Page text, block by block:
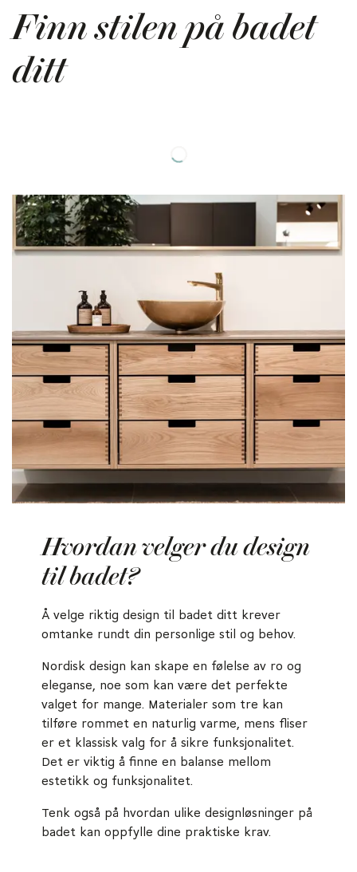
Finn stilen på badet
ditt
Hvordan velger du design
til badet?
Å velge riktig design til badet ditt krever
omtanke rundt din personlige stil og behov.
Nordisk design kan skape en følelse av ro og
eleganse, noe som kan være det perfekte
valget for mange. Materialer som tre kan
tilføre rommet en naturlig varme, mens fliser
er et klassisk valg for å sikre funksjonalitet.
Det er viktig å finne en balanse mellom
estetikk og funksjonalitet.
Tenk også på hvordan ulike designløsninger på
badet kan oppfylle dine praktiske krav.